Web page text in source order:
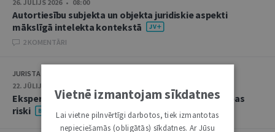
26. JŪLIJS 2026 • 08:00
Autortiesību subjekta un objekta juridiskie aspekti
mākslīgā intelekta kontekstā
2 KOMENTĀRI
JURISTA VĀRDS
22. JŪLIJS 2026 • 14:00
Ekspertu saruna jūlijā: krimināltiesības un būvniecības
riski
Vietnē izmantojam sīkdatnes
Lai vietne pilnvērtīgi darbotos, tiek izmantotas
nepieciešamās (obligātās) sīkdatnes. Ar Jūsu